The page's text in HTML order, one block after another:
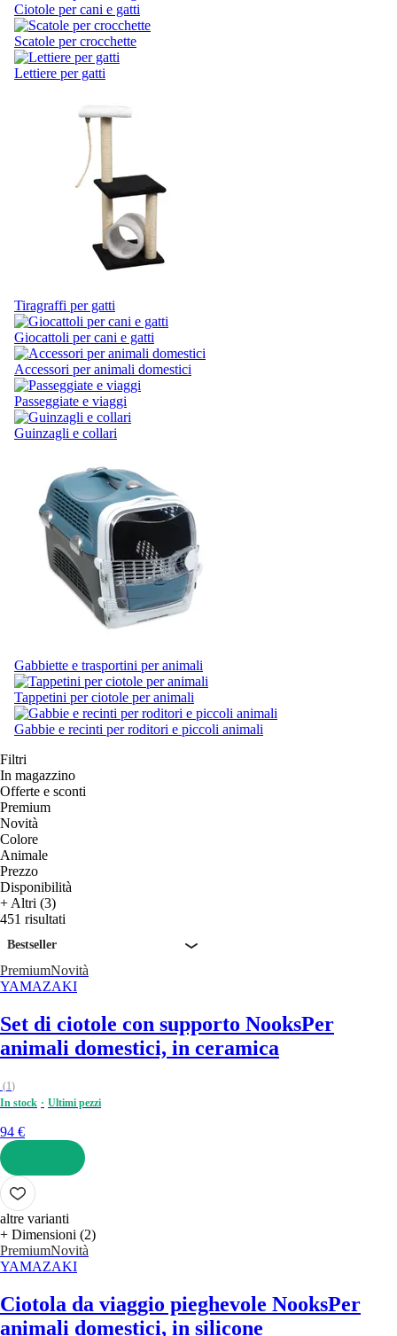
Ciotole per cani e gatti
Scatole per crocchette
Lettiere per gatti
Tiragraffi per gatti
Giocattoli per cani e gatti
Accessori per animali domestici
Passeggiate e viaggi
Guinzagli e collari
Gabbiette e trasportini per animali
Tappetini per ciotole per animali
Gabbie e recinti per roditori e piccoli animali
Filtri
In magazzino
Offerte e sconti
Premium
Novità
Colore
Animale
Prezzo
Disponibilità
+ Altri (3)
451 risultati
Bestseller
PremiumNovità
YAMAZAKI
Set di ciotole con supporto NooksPer
animali domestici, in ceramica
(1)
In stock
Ultimi pezzi
94 €
AGGIUNGI
altre varianti
+ Dimensioni (2)
PremiumNovità
YAMAZAKI
Ciotola da viaggio pieghevole NooksPer
animali domestici, in silicone